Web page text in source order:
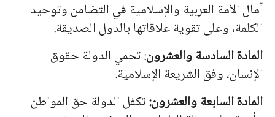
آمال الأمة العربية والإسلامية في التضامن وتوحيد
الكلمة، وعلى تقوية علاقاتها بالدول الصديقة.
المادة السادسة والعشرون: تحمي الدولة حقوق
الإنسان، وفق الشريعة الإسلامية.
المادة السابعة والعشرون:تكفل الدولة حق المواطن